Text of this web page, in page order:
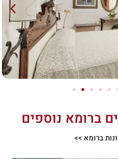
ברומא נוספים
ברומא >>